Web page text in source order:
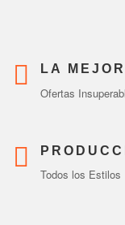
LA
Ofertas
Todos los Estilos